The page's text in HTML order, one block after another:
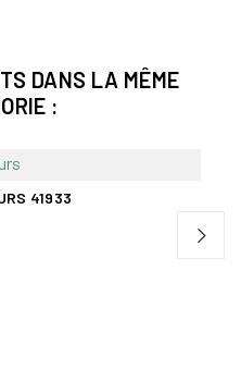
DANS LA MÊME
:
41933